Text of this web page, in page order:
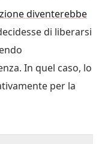
diventerebbe
di liberarsi
In quel caso, lo
per la